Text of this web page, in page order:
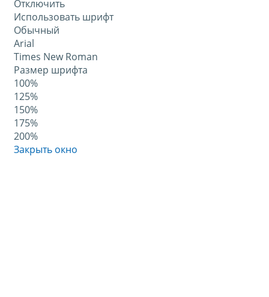
Отключить
Использовать шрифт
Обычный
Arial
Times New Roman
Размер шрифта
100%
125%
150%
175%
200%
Закрыть окно